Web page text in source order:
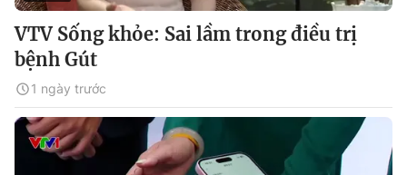
VTV Sống khỏe: Sai lầm trong điều trị
bệnh Gút
1 ngày trước